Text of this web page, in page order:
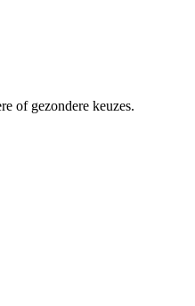
of gezondere keuzes.